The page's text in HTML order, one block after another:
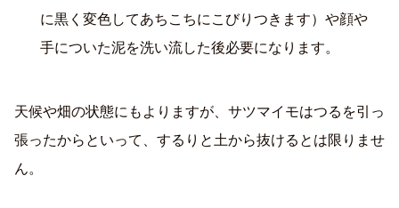
に黒く変色してあちこちにこびりつきます）や顔や
手についた泥を洗い流した後必要になります。
天候や畑の状態にもよりますが、サツマイモはつるを引っ
張ったからといって、するりと土から抜けるとは限りませ
ん。